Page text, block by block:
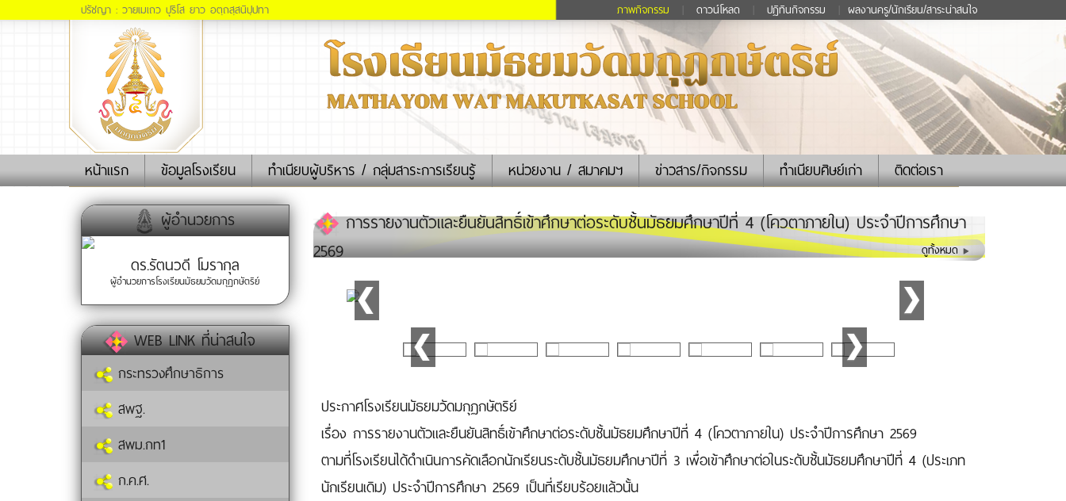
ปรัชญา : วายเมเถว ปุริโส ยาว อตฺถสฺสนิปฺปทา ภาพกิจกรรม ดาวน์โหลด ปฏิทินกิจกรรม ผลงานครู/นักเรียน/สาระน่าสนใจ
หน้าแรก(current)ข้อมูลโรงเรียน ทำเนียบผู้บริหาร / กลุ่มสาระการเรียนรู้ หน่วยงาน / สมาคมฯ ข่าวสาร/กิจกรรม ทำเนียบศิษย์เก่า ติดต่อเรา
ผู้อำนวยการ
ดร.รัตนวดี โมรากุล
ผู้อำนวยการโรงเรียนมัธยมวัดมกุฏกษัตริย์
WEB LINK ที่น่าสนใจ
กระทรวงศึกษาธิการ
สพฐ.
สพม.กท1
ก.ค.ศ.
การรายงานตัวและยืนยันสิทธิ์เข้าศึกษาต่อระดับชั้นมัธยมศึกษาปีที่ 4 (โควตาภายใน) ประจำปีการศึกษา
2569
ดูทั้งหมด
ประกาศโรงเรียนมัธยมวัดมกุฏกษัตริย์
เรื่อง การรายงานตัวและยืนยันสิทธิ์เข้าศึกษาต่อระดับชั้นมัธยมศึกษาปีที่ 4 (โควตาภายใน) ประจำปีการศึกษา 2569
ตามที่โรงเรียนได้ดำเนินการคัดเลือกนักเรียนระดับชั้นมัธยมศึกษาปีที่ 3 เพื่อเข้าศึกษาต่อในระดับชั้นมัธยมศึกษาปีที่ 4 (ประเภท
นักเรียนเดิม) ประจำปีการศึกษา 2569 เป็นที่เรียบร้อยแล้วนั้น